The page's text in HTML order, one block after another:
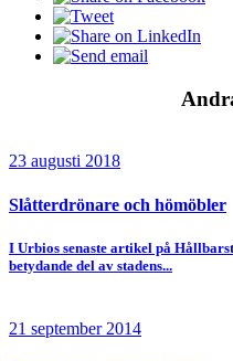
23 augusti 2018
Slåtterdrönare och hömöbler
I Urbios senaste artikel på
betydande del av stadens...
21 september 2014